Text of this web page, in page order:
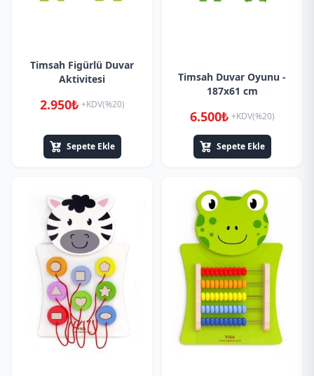
Timsah Figürlü Duvar
Aktivitesi
2.950₺ +KDV(%20)
Sepete Ekle
Timsah Duvar Oyunu -
187x61 cm
6.500₺ +KDV(%20)
Sepete Ekle